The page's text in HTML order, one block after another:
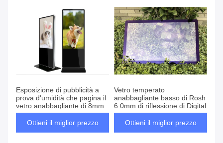
Esposizione di pubblicità a
prova d'umidità che pagina il
vetro anabbagliante di 8mm
Ottieni il miglior prezzo
Vetro temperato
anabbagliante basso di Rosh
6.0mm di riflessione di Digital
Ottieni il miglior prezzo